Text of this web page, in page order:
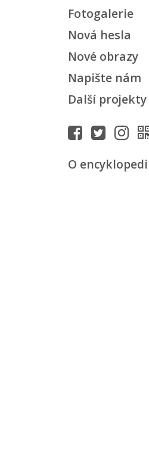
Fotogalerie
Nová hesla
Nové obrazy
Napište nám
Další projekty
O